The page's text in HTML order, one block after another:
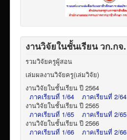
งานวิจัยในชั้นเรียน วก.กจ.
รวมวิจัยครูผู้สอน
เล่มผลงานวิจัยครู(เล่มวิจัย)
งานวิจัยในชั้นเรียน ปี 2564
ภาคเรียนที่ 1/64
ภาคเรียนที่ 2/64
งานวิจัยในชั้นเรียน ปี 2565
ภาคเรียนที่ 1/65
ภาคเรียนที่ 2/65
งานวิจัยในชั้นเรียน ปี 2566
ภาคเรียนที่ 1/66
ภาคเรียนที่ 2/66